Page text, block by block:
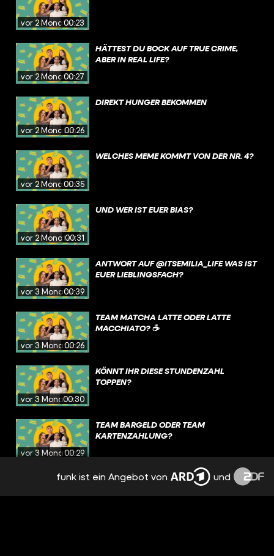
vor 2 Monaten
00:23
vor 2 Monaten
00:27
HÄTTEST DU BOCK AUF TRUE CRIME,
ABER IN REAL LIFE?
vor 2 Monaten
00:26
DIREKT HUNGER BEKOMMEN
vor 2 Monaten
00:35
WELCHES MEME KOMMT VON DER NR. 4?
vor 2 Monaten
00:31
UND WER IST EUER BIAS?
vor 3 Monaten
00:39
ANTWORT AUF @ITSEMILIA_LIFE WAS IST
EUER LIEBLINGSFACH?
vor 3 Monaten
00:26
TEAM MATCHA LATTE ODER LATTE
MACCHIATO? ☕️
vor 3 Monaten
00:30
KÖNNT IHR DIESE STUNDENZAHL
TOPPEN?
vor 3 Monaten
00:29
TEAM BARGELD ODER TEAM
KARTENZAHLUNG?
UND DER BETRAG IST HÖHER ALS WIR
funk ist ein Angebot von und